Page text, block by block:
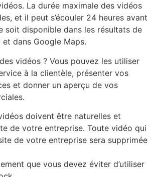
La durée maximale des vidéos
et il peut s’écouler 24 heures avant
soit disponible dans les résultats de
dans Google Maps.
vidéos ? Vous pouvez les utiliser
à la clientèle, présenter vos
et donner un aperçu de vos
doivent être naturelles et
de votre entreprise. Toute vidéo qui
de votre entreprise sera supprimée
que vous devez éviter d’utiliser